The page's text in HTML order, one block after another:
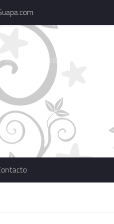
belleza, consejos, actualidad, marcas